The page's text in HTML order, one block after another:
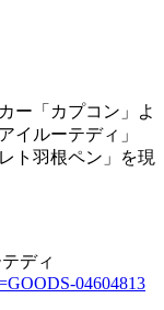
ー「カプコン」よ
イルーテディ」
ト羽根ペン」を現
ディ
04604813